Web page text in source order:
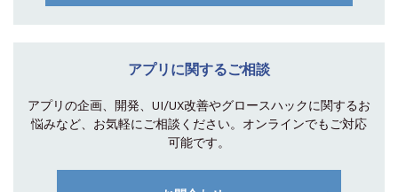
アプリに関するご相談
アプリの企画、開発、UI/UX改善やグロースハックに関するお
悩みなど、お気軽にご相談 ください。オンラインでもご対応
可能です。